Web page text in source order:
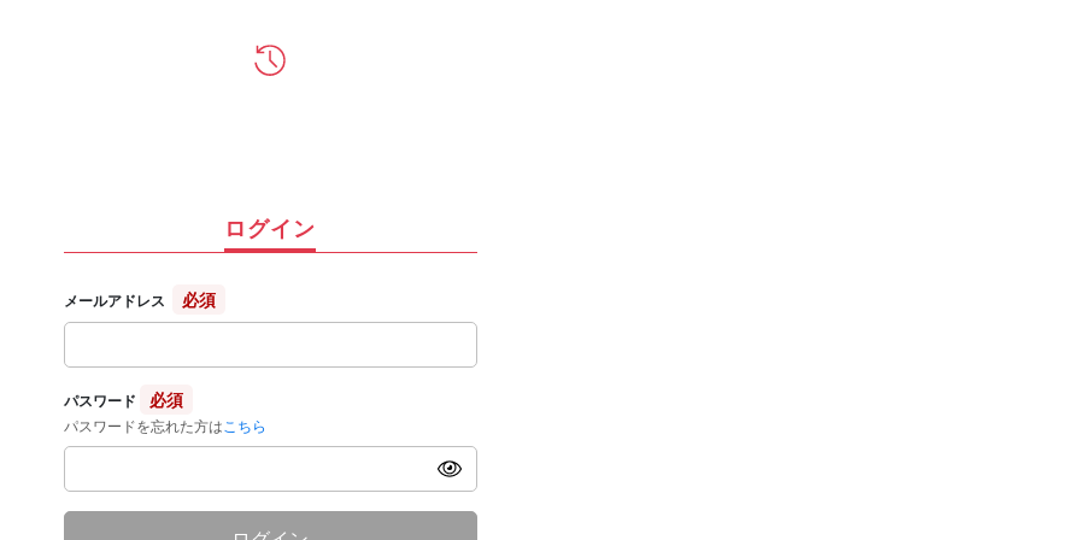
ログイン
メールアドレス 必須
パスワード 必須
パスワードを忘れた方は こちら